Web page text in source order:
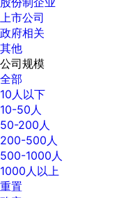
上市公司
政府相关
其他
公司规模
全部
10人以下
10-50人
50-200人
200-500人
500-1000人
1000人以上
重置